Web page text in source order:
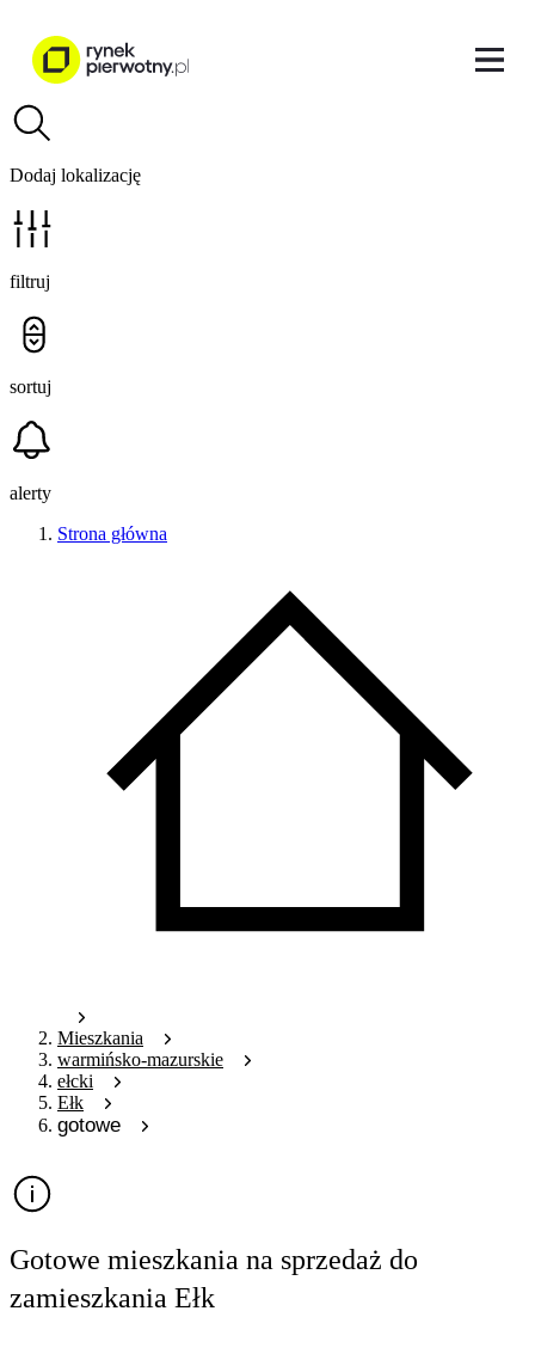
Dodaj lokalizację
filtruj
sortuj
alerty
Strona główna
Mieszkania
warmińsko-mazurskie
ełcki
Ełk
gotowe
Gotowe mieszkania na sprzedaż do
zamieszkania Ełk